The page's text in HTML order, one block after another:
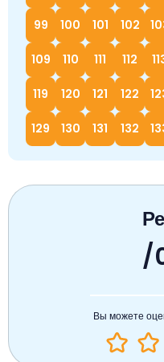
99 100 101 102
109 110 111 112
119 120 121 122
129 130 131 132
/
Вы можете